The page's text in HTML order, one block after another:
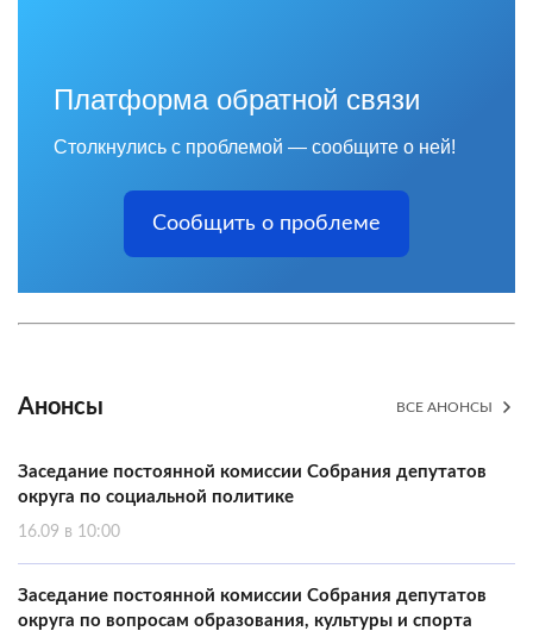
Платформа обратной связи
Столкнулись с проблемой — сообщите о ней!
Сообщить о проблеме
Анонсы ВСЕ АНОНСЫ
Заседание постоянной комиссии Собрания депутатов
округа по социальной политике
16.09 в 10:00
Заседание постоянной комиссии Собрания депутатов
округа по вопросам образования, культуры и спорта